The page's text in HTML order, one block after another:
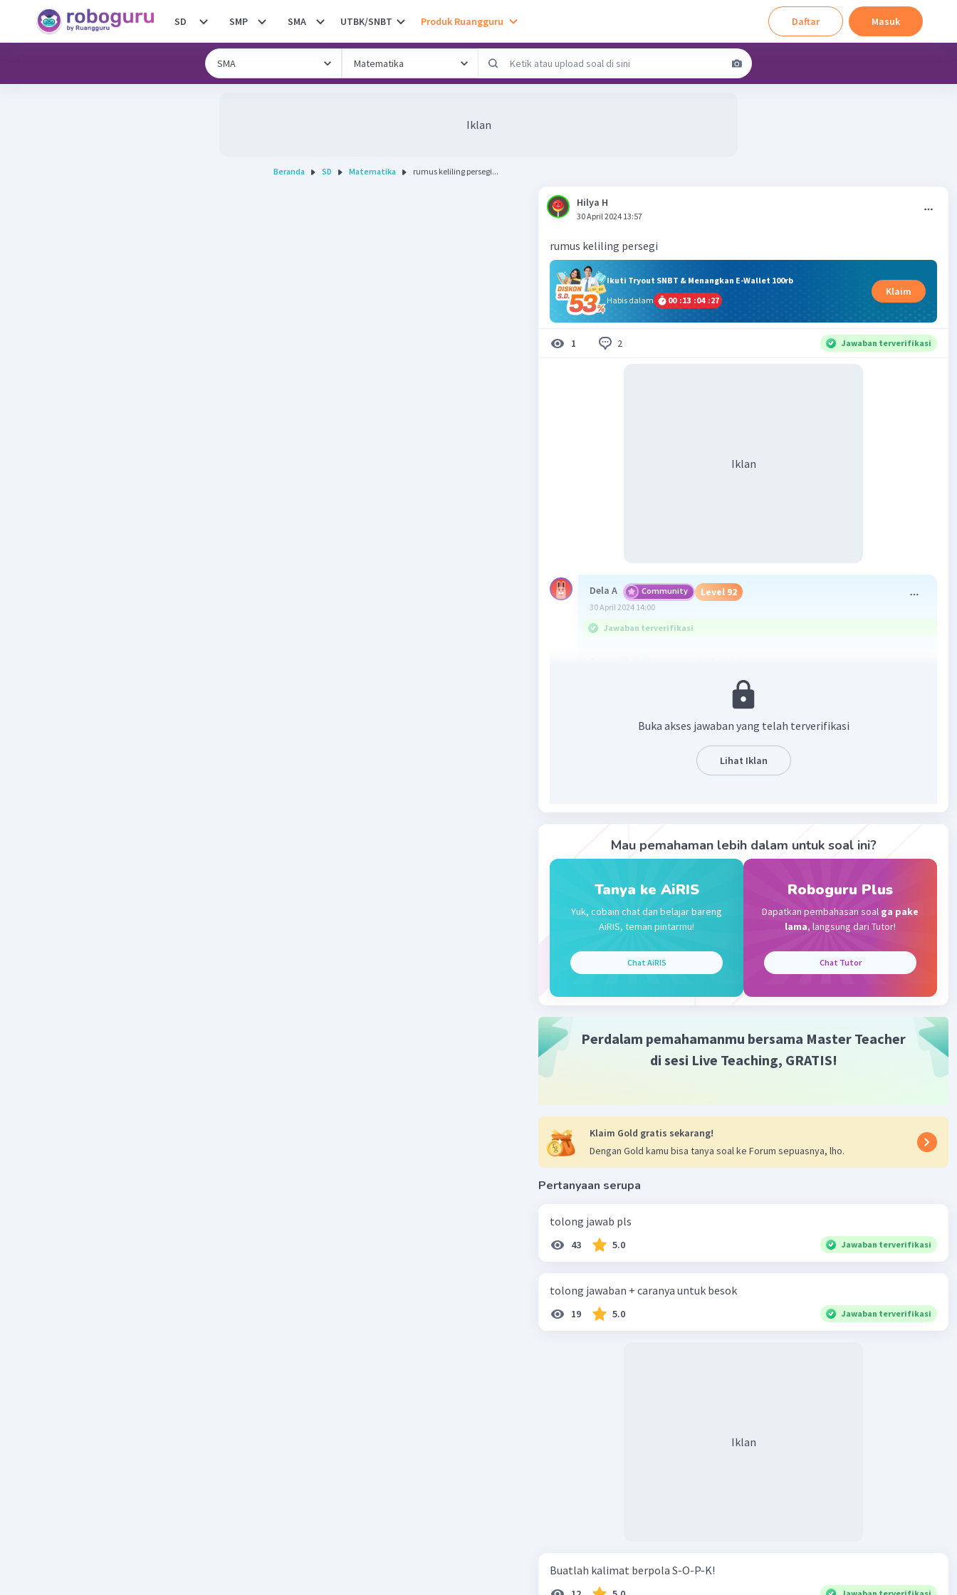
SD SMP SMA UTBK/SNBT Produk Ruangguru Daftar Masuk
Iklan
Beranda SD Matematika rumus keliling persegi...
Hilya H
30 April 2024 13:57
rumus keliling persegi
Ikuti Tryout SNBT & Menangkan E-Wallet 100rb
Habis dalam
00 :13 :04 :27
Klaim
1 2 Jawaban terverifikasi
Iklan
Dela A Community Level 92
30 April 2024 14:00
Jawaban terverifikasi
Balas
Community Level 25
Beri Rating
Buka akses jawaban yang telah terverifikasi
Lihat Iklan
Mau pemahaman lebih dalam untuk soal ini?
Tanya ke AiRIS
Yuk, cobain chat dan belajar bareng
AiRIS, teman pintarmu!
Chat AiRIS
Roboguru Plus
Dapatkan pembahasan soal ga pake
lama, langsung dari Tutor!
Chat Tutor
Perdalam pemahamanmu bersama Master Teacher
di sesi Live Teaching, GRATIS!
Klaim Gold gratis sekarang!
Dengan Gold kamu bisa tanya soal ke Forum sepuasnya, lho.
Pertanyaan serupa
tolong jawab pls
43 5.0 Jawaban terverifikasi
tolong jawaban + caranya untuk besok
19 5.0 Jawaban terverifikasi
Iklan
Buatlah kalimat berpola S-O-P-K!